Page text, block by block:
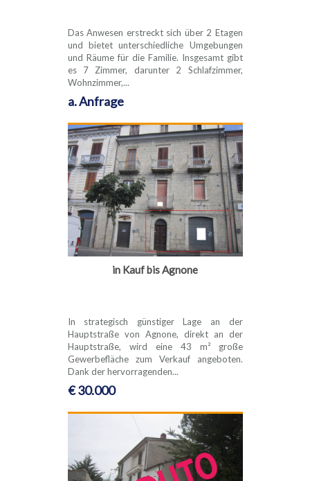
Das Anwesen erstreckt sich über 2 Etagen
und bietet unterschiedliche Umgebungen
und Räume für die Familie. Insgesamt gibt
es 7 Zimmer, darunter 2 Schlafzimmer,
Wohnzimmer,...
a. Anfrage
in Kauf bis Agnone
In strategisch günstiger Lage an der
Hauptstraße von Agnone, direkt an der
Hauptstraße, wird eine 43 m² große
Gewerbefläche zum Verkauf angeboten.
Dank der hervorragenden...
€ 30.000